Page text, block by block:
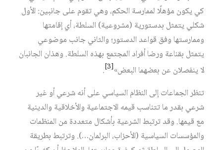
كي يكون مؤهلًا لممارسة الحكم، وهي تقوم على جانبين: الأول
شكلي يتمثل بدستورية (مشروعية) السلطة، أي إقامتها
وممارستها وفق قواعد الدستور؛ والثاني جانب موضوعي
يتمثل بقناعة ورضا أفراد المجتمع بهذه السلطة. وهذان الجانبان
لا ينفصلان عن بعضهما البعض»[3]
.
تنظر الجماعات إلى النظام السياسي على أنه شرعي أو غير
شرعي بقدر ما تتناسب قيمه الاجتماعية والأخلاقية والدينية
مع قيمها. وقد ترتبط الشرعية بأشكال متعددة من المنظمات
والمؤسسات السياسية (الأحزاب، البرلمان…). وترتبط بطريقة